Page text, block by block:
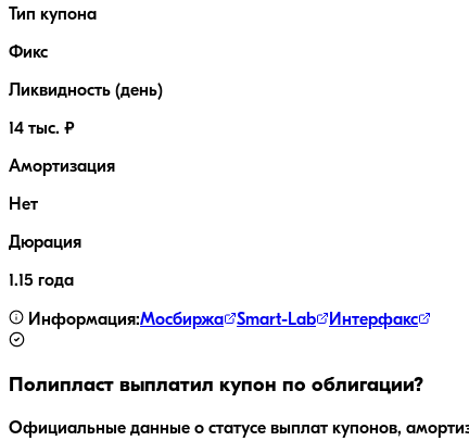
Тип купона
Фикс
Ликвидность (день)
14 тыс. ₽
Амортизация
Нет
Дюрация
1.15 года
Информация:Мосбиржа Smart-Lab Интерфакс
Полипласт выплатил купон по облигации?
Официальные данные о статусе выплат купонов,